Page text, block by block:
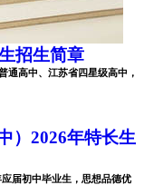
招生简章
通高中、江苏省四星级高中，
）2026年特长生
届初中毕业生，思想品德优